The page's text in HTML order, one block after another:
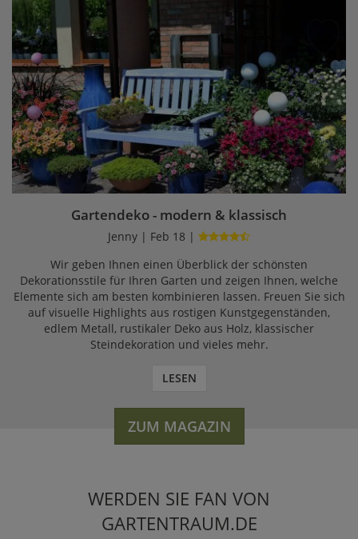
Gartendeko - modern & klassisch
Jenny | Feb 18 |
Wir geben Ihnen einen Überblick der schönsten
Dekorationsstile für Ihren Garten und zeigen Ihnen, welche
Elemente sich am besten kombinieren lassen. Freuen Sie sich
auf visuelle Highlights aus rostigen Kunstgegenständen,
edlem Metall, rustikaler Deko aus Holz, klassischer
Steindekoration und vieles mehr.
LESEN
ZUM MAGAZIN
WERDEN SIE FAN VON
GARTENTRAUM.DE